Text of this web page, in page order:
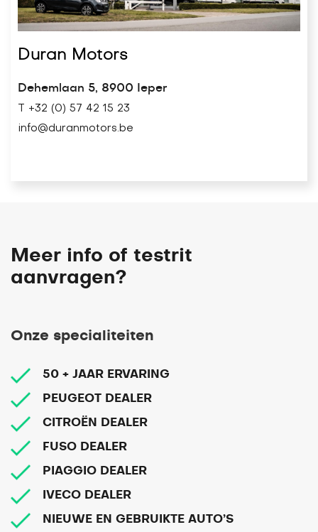
Duran Motors
Dehemlaan 5, 8900 Ieper
T +32 (0) 57 42 15 23
info@duranmotors.be
Meer info of testrit
aanvragen?
Onze specialiteiten
50 + JAAR ERVARING
PEUGEOT DEALER
CITROËN DEALER
FUSO DEALER
PIAGGIO DEALER
IVECO DEALER
NIEUWE EN GEBRUIKTE AUTO’S